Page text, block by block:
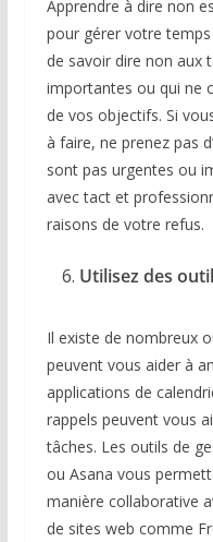
Apprendre à dire non
pour gérer votre
de savoir dire non aux
importantes ou qui ne
de vos objectifs. Si
à faire, ne prenez pas
sont pas urgentes ou
avec tact et
raisons de votre refus.
Utilisez des
Il existe de nombreux
peuvent vous aider à
applications de
rappels peuvent vous
tâches. Les outils de
ou Asana vous
manière collaborative
de sites web comme